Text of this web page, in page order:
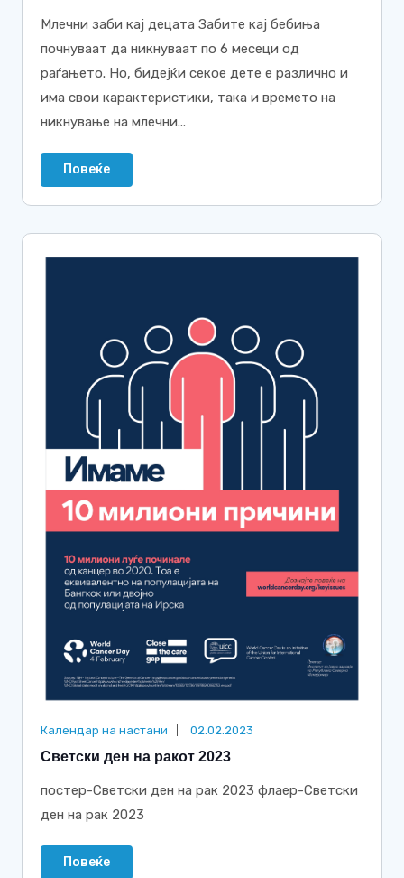
Млечни заби кај децата Забите кај бебиња
почнуваат да никнуваат по 6 месеци од
раѓањето. Но, бидејќи секое дете е различно и
има свои карактеристики, така и времето на
никнување на млечни...
Повеќе
Календар на настани 02.02.2023
Светски ден на ракот 2023
постер-Светски ден на рак 2023 флаер-Светски
ден на рак 2023
Повеќе